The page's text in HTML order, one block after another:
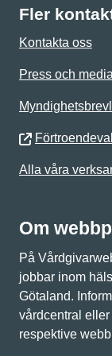
Fler
Kontakta oss
Press och media
Alla våra
Om
På
jobbar inom
Götaland.
vårdcentral
respektive